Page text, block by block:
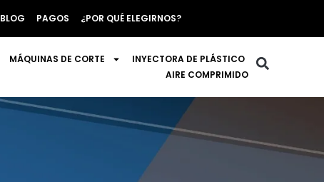
BLOG PAGOS ¿POR QUÉ ELEGIRNOS?
MÁQUINAS DE CORTE
INYECTORA DE PLÁSTICO
AIRE COMPRIMIDO